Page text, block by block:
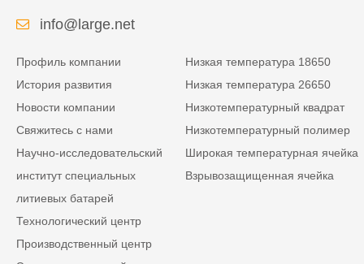
info@large.net
Профиль компании
История развития
Новости компании
Свяжитесь с нами
Научно-исследовательский
институт специальных
литиевых батарей
Технологический центр
Производственный центр
Низкая температура 18650
Низкая температура 26650
Низкотемпературный квадрат
Низкотемпературный полимер
Широкая температурная ячейка
Взрывозащищенная ячейка